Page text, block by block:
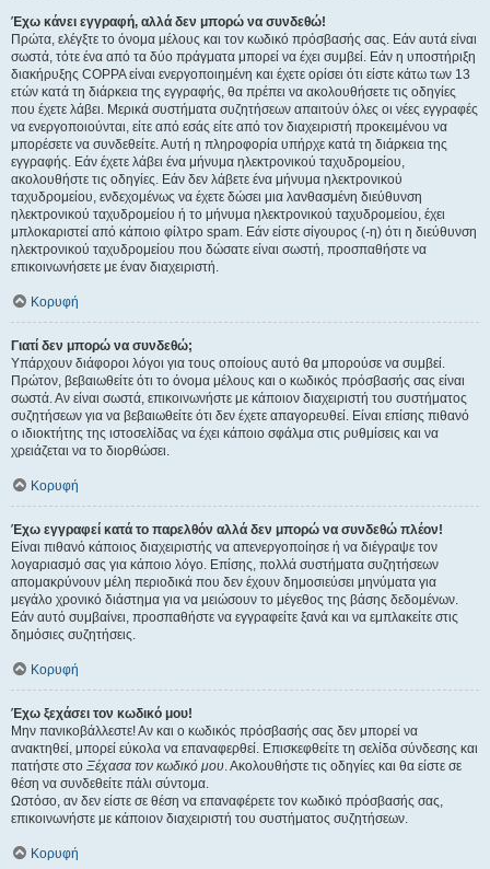
Έχω κάνει εγγραφή, αλλά δεν μπορώ να συνδεθώ!
Πρώτα, ελέγξτε το όνομα μέλους και τον κωδικό πρόσβασής σας. Εάν αυτά είναι
σωστά, τότε ένα από τα δύο πράγματα μπορεί να έχει συμβεί. Εάν η υποστήριξη
διακήρυξης COPPA είναι ενεργοποιημένη και έχετε ορίσει ότι είστε κάτω των 13
ετών κατά τη διάρκεια της εγγραφής, θα πρέπει να ακολουθήσετε τις οδηγίες
που έχετε λάβει. Μερικά συστήματα συζητήσεων απαιτούν όλες οι νέες εγγραφές
να ενεργοποιούνται, είτε από εσάς είτε από τον διαχειριστή προκειμένου να
μπορέσετε να συνδεθείτε. Αυτή η πληροφορία υπήρχε κατά τη διάρκεια της
εγγραφής. Εάν έχετε λάβει ένα μήνυμα ηλεκτρονικού ταχυδρομείου,
ακολουθήστε τις οδηγίες. Εάν δεν λάβετε ένα μήνυμα ηλεκτρονικού
ταχυδρομείου, ενδεχομένως να έχετε δώσει μια λανθασμένη διεύθυνση
ηλεκτρονικού ταχυδρομείου ή το μήνυμα ηλεκτρονικού ταχυδρομείου, έχει
μπλοκαριστεί από κάποιο φίλτρο spam. Εάν είστε σίγουρος (-η) ότι η διεύθυνση
ηλεκτρονικού ταχυδρομείου που δώσατε είναι σωστή, προσπαθήστε να
επικοινωνήσετε με έναν διαχειριστή.
Κορυφή
Γιατί δεν μπορώ να συνδεθώ;
Υπάρχουν διάφοροι λόγοι για τους οποίους αυτό θα μπορούσε να συμβεί.
Πρώτον, βεβαιωθείτε ότι το όνομα μέλους και ο κωδικός πρόσβασής σας είναι
σωστά. Αν είναι σωστά, επικοινωνήστε με κάποιον διαχειριστή του συστήματος
συζητήσεων για να βεβαιωθείτε ότι δεν έχετε απαγορευθεί. Είναι επίσης πιθανό
ο ιδιοκτήτης της ιστοσελίδας να έχει κάποιο σφάλμα στις ρυθμίσεις και να
χρειάζεται να το διορθώσει.
Κορυφή
Έχω εγγραφεί κατά το παρελθόν αλλά δεν μπορώ να συνδεθώ πλέον!
Είναι πιθανό κάποιος διαχειριστής να απενεργοποίησε ή να διέγραψε τον
λογαριασμό σας για κάποιο λόγο. Επίσης, πολλά συστήματα συζητήσεων
απομακρύνουν μέλη περιοδικά που δεν έχουν δημοσιεύσει μηνύματα για
μεγάλο χρονικό διάστημα για να μειώσουν το μέγεθος της βάσης δεδομένων.
Εάν αυτό συμβαίνει, προσπαθήστε να εγγραφείτε ξανά και να εμπλακείτε στις
δημόσιες συζητήσεις.
Κορυφή
Έχω ξεχάσει τον κωδικό μου!
Μην πανικοβάλλεστε! Αν και ο κωδικός πρόσβασής σας δεν μπορεί να
ανακτηθεί, μπορεί εύκολα να επαναφερθεί. Επισκεφθείτε τη σελίδα σύνδεσης και
πατήστε στο Ξέχασα τον κωδικό μου. Ακολουθήστε τις οδηγίες και θα είστε σε
θέση να συνδεθείτε πάλι σύντομα.
Ωστόσο, αν δεν είστε σε θέση να επαναφέρετε τον κωδικό πρόσβασής σας,
επικοινωνήστε με κάποιον διαχειριστή του συστήματος συζητήσεων.
Κορυφή